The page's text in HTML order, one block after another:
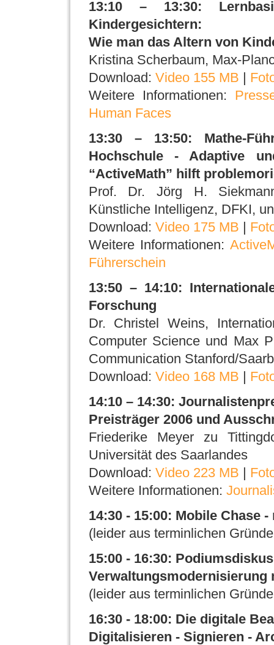
13:10 – 13:30:
Kindergesichtern:
Wie man das Altern von
Kristina Scherbaum, Max-
Download: Video 155 MB |
Weitere Informationen:
Human Faces
13:30 – 13:50: Mathe-
Hochschule - Adaptive
“ActiveMath” hilft
Prof. Dr. Jörg H.
Künstliche Intelligenz, DFKI,
Download: Video 175 MB |
Weitere Informationen:
Führerschein
13:50 – 14:10:
Forschung
Dr. Christel Weins,
Computer Science und Max
Communication Stanford/
Download: Video 168 MB |
14:10 – 14:30:
Preisträger 2006 und
Friederike Meyer zu
Universität des Saarlandes
Download: Video 223 MB |
Weitere Informationen:
14:30 - 15:00: Mobile Chase
(leider aus terminlichen
15:00 - 16:30:
Verwaltungsmodernisierung
(leider aus terminlichen
16:30 - 18:00: Die digitale
Digitalisieren - Signieren -